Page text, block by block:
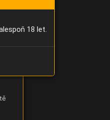
18 let.